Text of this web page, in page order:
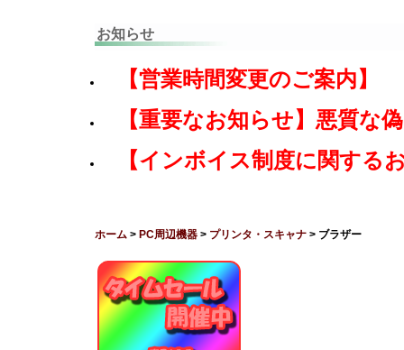
お知らせ
【営業時間変更のご案内】
【重要なお知らせ】悪質な
【インボイス制度に関する
ホーム > PC周辺機器 > プリンタ・スキャナ > ブラザー